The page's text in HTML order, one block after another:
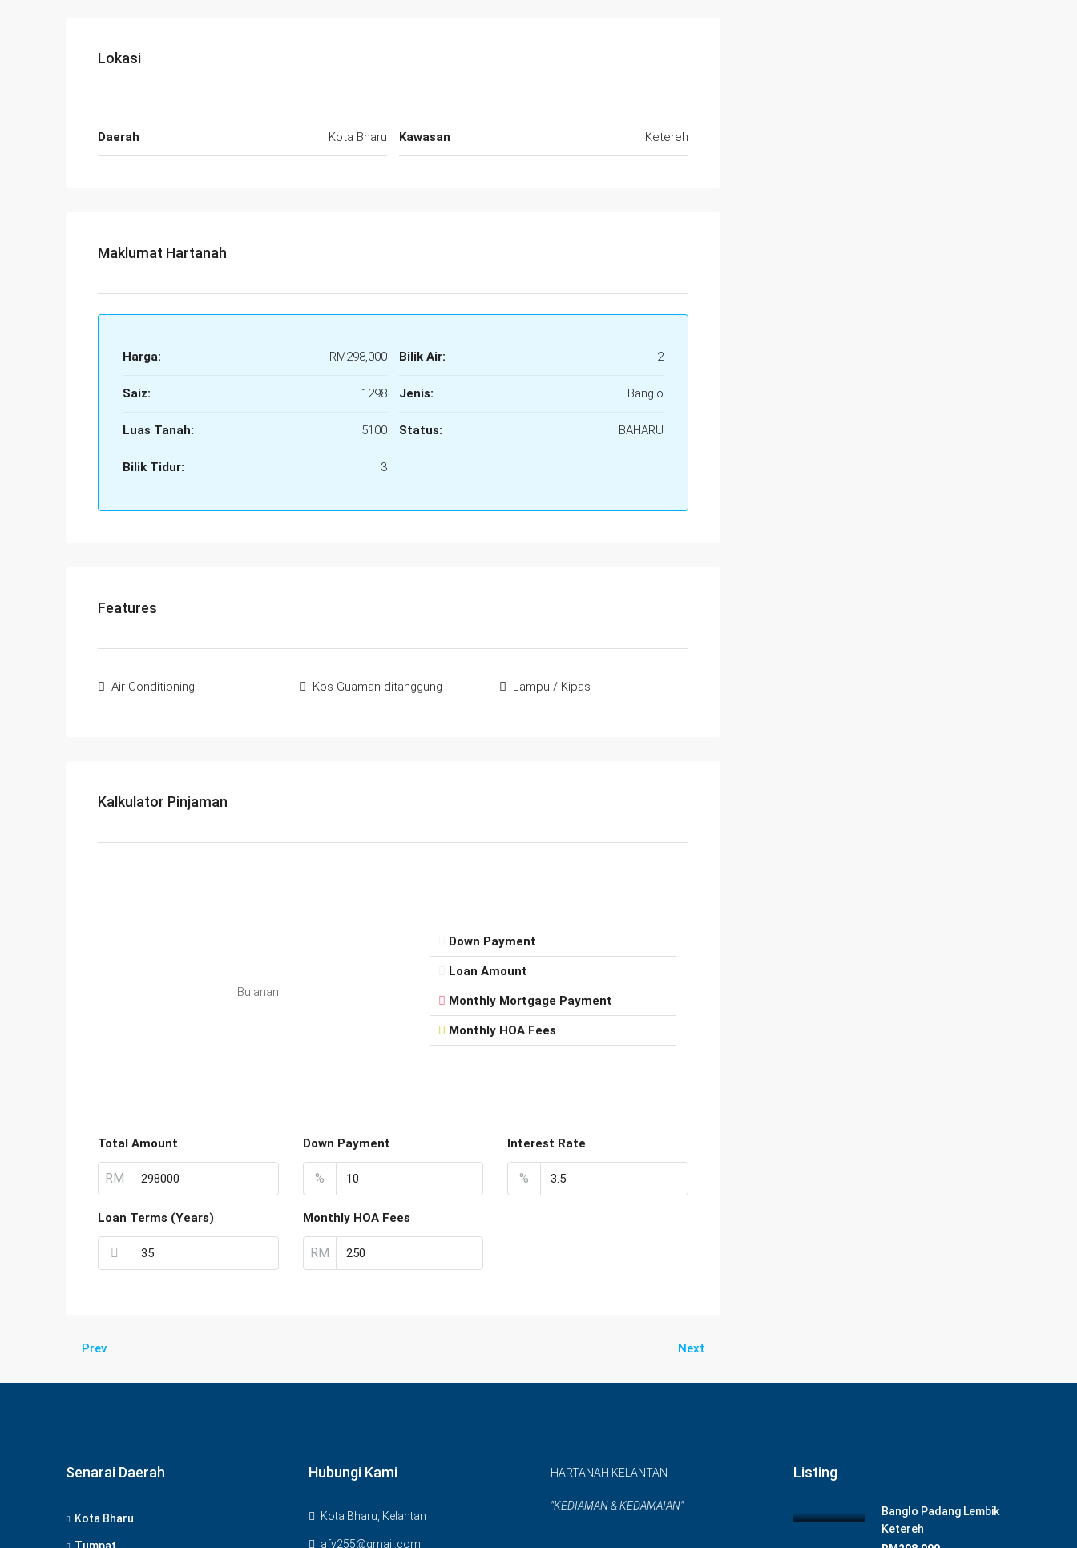
Lokasi
Daerah Kota Bharu Kawasan Ketereh
Maklumat Hartanah
Harga: RM298,000
Saiz: 1298
Luas Tanah: 5100
Bilik Tidur: 3
Bilik Air: 2
Jenis: Banglo
Status: BAHARU
Features
Air Conditioning Kos Guaman ditanggung Lampu / Kipas
Kalkulator Pinjaman
Bulanan
Down Payment
Loan Amount
Monthly Mortgage Payment
Monthly HOA Fees
Total Amount
RM
Down Payment
%
Interest Rate
%
Loan Terms (Years) Monthly HOA Fees
RM
Prev Next
Senarai Daerah
Kota Bharu
Hubungi Kami
Kota Bharu, Kelantan
afy255@gmail.com
HARTANAH KELANTAN
"KEDIAMAN & KEDAMAIAN"
Listing
Banglo Padang Lembik
Ketereh